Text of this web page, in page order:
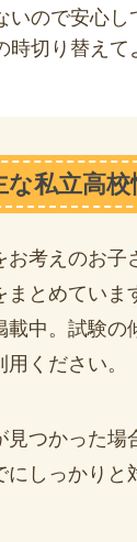
いので安心し
時切り替えて
私立高校
お考えのお子
まとめていま
載中。試験の
ください。
見つかった場
しっかりと